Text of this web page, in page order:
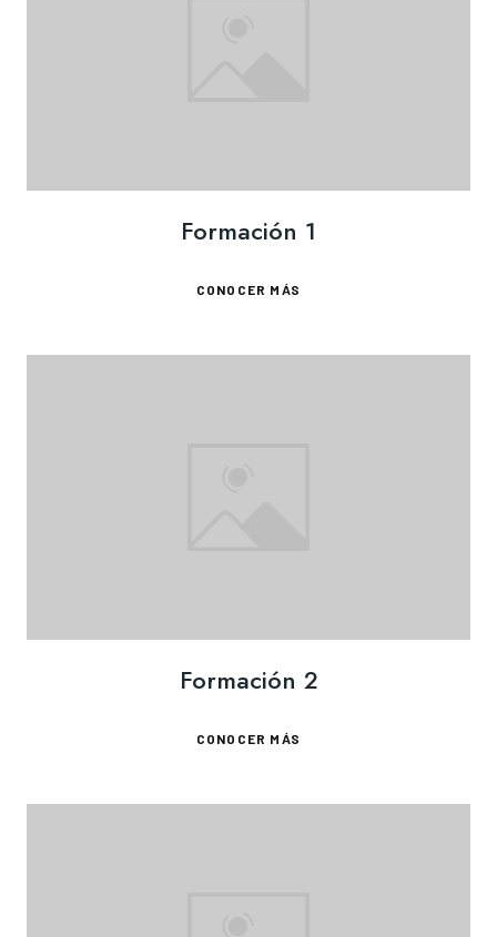
Formación 1
CONOCER MÁS
Formación 2
CONOCER MÁS